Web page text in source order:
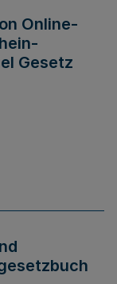
Online-
Gesetz